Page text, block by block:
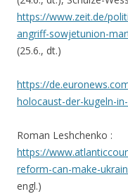
https://www.zeit.de/
angriff-sowjetunion-
(25.6., dt.)
https://
holocaust-der-kugeln-
Roman Leshchenko :
https://
reform-can-make-
engl.)